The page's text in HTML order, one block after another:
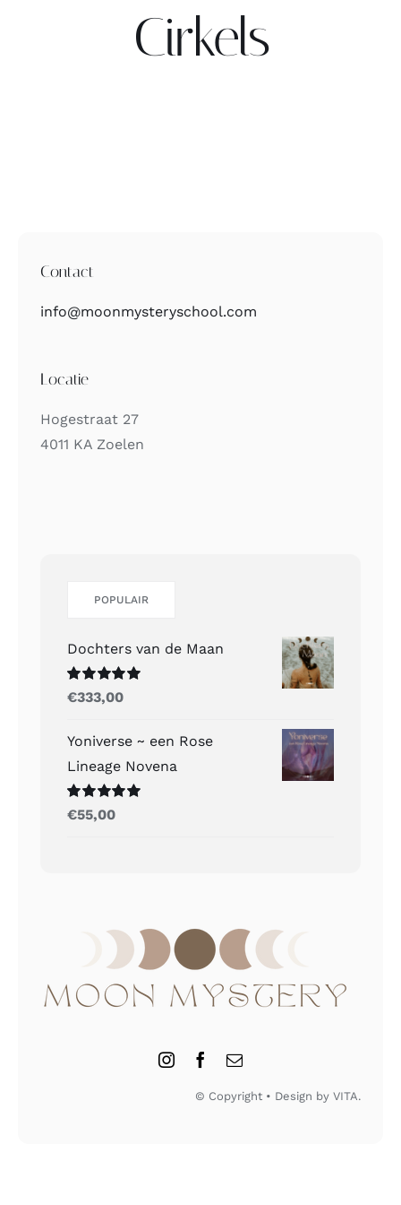
Contact
Cirkels
Contact
info@moonmysteryschool.com
Locatie
Hogestraat 27
4011 KA Zoelen
POPULAIR
Dochters van de Maan
Gewaardeerd
uit 5
€333,00
Yoniverse ~ een Rose
Lineage Novena
Gewaardeerd
uit 5
€55,00
© Copyright • Design by VITA.